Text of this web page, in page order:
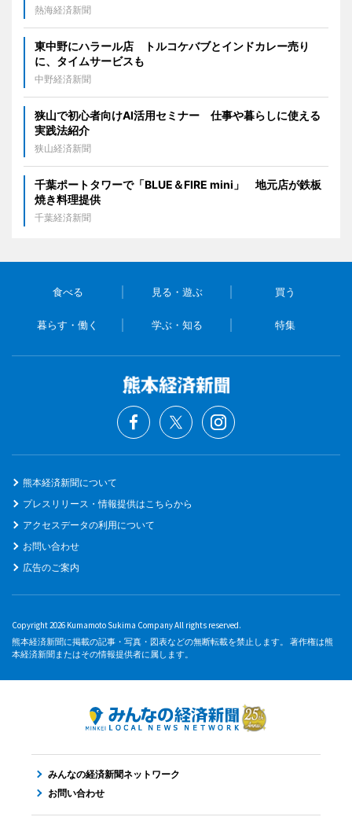
熱海経済新聞
東中野にハラール店 トルコケバブとインドカレー売り
に、タイムサービスも
中野経済新聞
狭山で初心者向けAI活用セミナー 仕事や暮らしに使える
実践法紹介
狭山経済新聞
千葉ポートタワーで「BLUE＆FIRE mini」 地元店が鉄板
焼き料理提供
千葉経済新聞
食べる 見る・遊ぶ 買う
暮らす・働く 学ぶ・知る 特集
熊本経済新聞について
プレスリリース・情報提供はこちらから
アクセスデータの利用について
お問い合わせ
広告のご案内
Copyright 2026 Kumamoto Sukima Company All rights reserved.
熊本経済新聞に掲載の記事・写真・図表などの無断転載を禁止します。 著作権は熊
本経済新聞またはその情報提供者に属します。
みんなの経済新聞ネットワーク
お問い合わせ